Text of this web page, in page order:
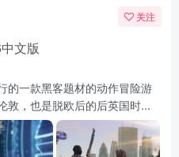
关注
文版
的一款黑客题材的动作冒险游
敦，也是脱欧后的后英国时...